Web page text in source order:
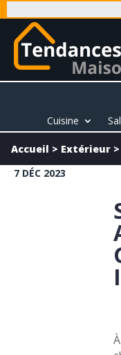
Cuisine
Accueil > Extérieur >
7 DÉC 2023